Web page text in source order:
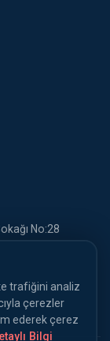
No:28
trafiğini analiz
çerezler
ederek çerez
Bilgi